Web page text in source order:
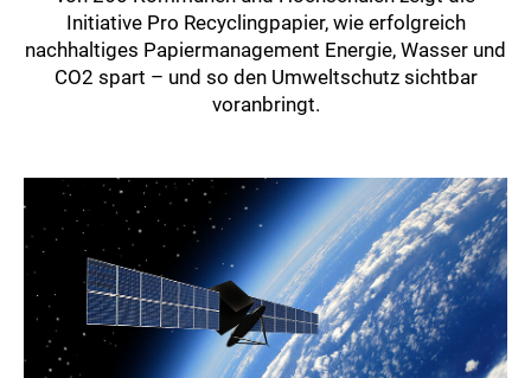
Initiative Pro Recyclingpapier, wie erfolgreich
nachhaltiges Papiermanagement Energie, Wasser und
CO2 spart – und so den Umweltschutz sichtbar
voranbringt.